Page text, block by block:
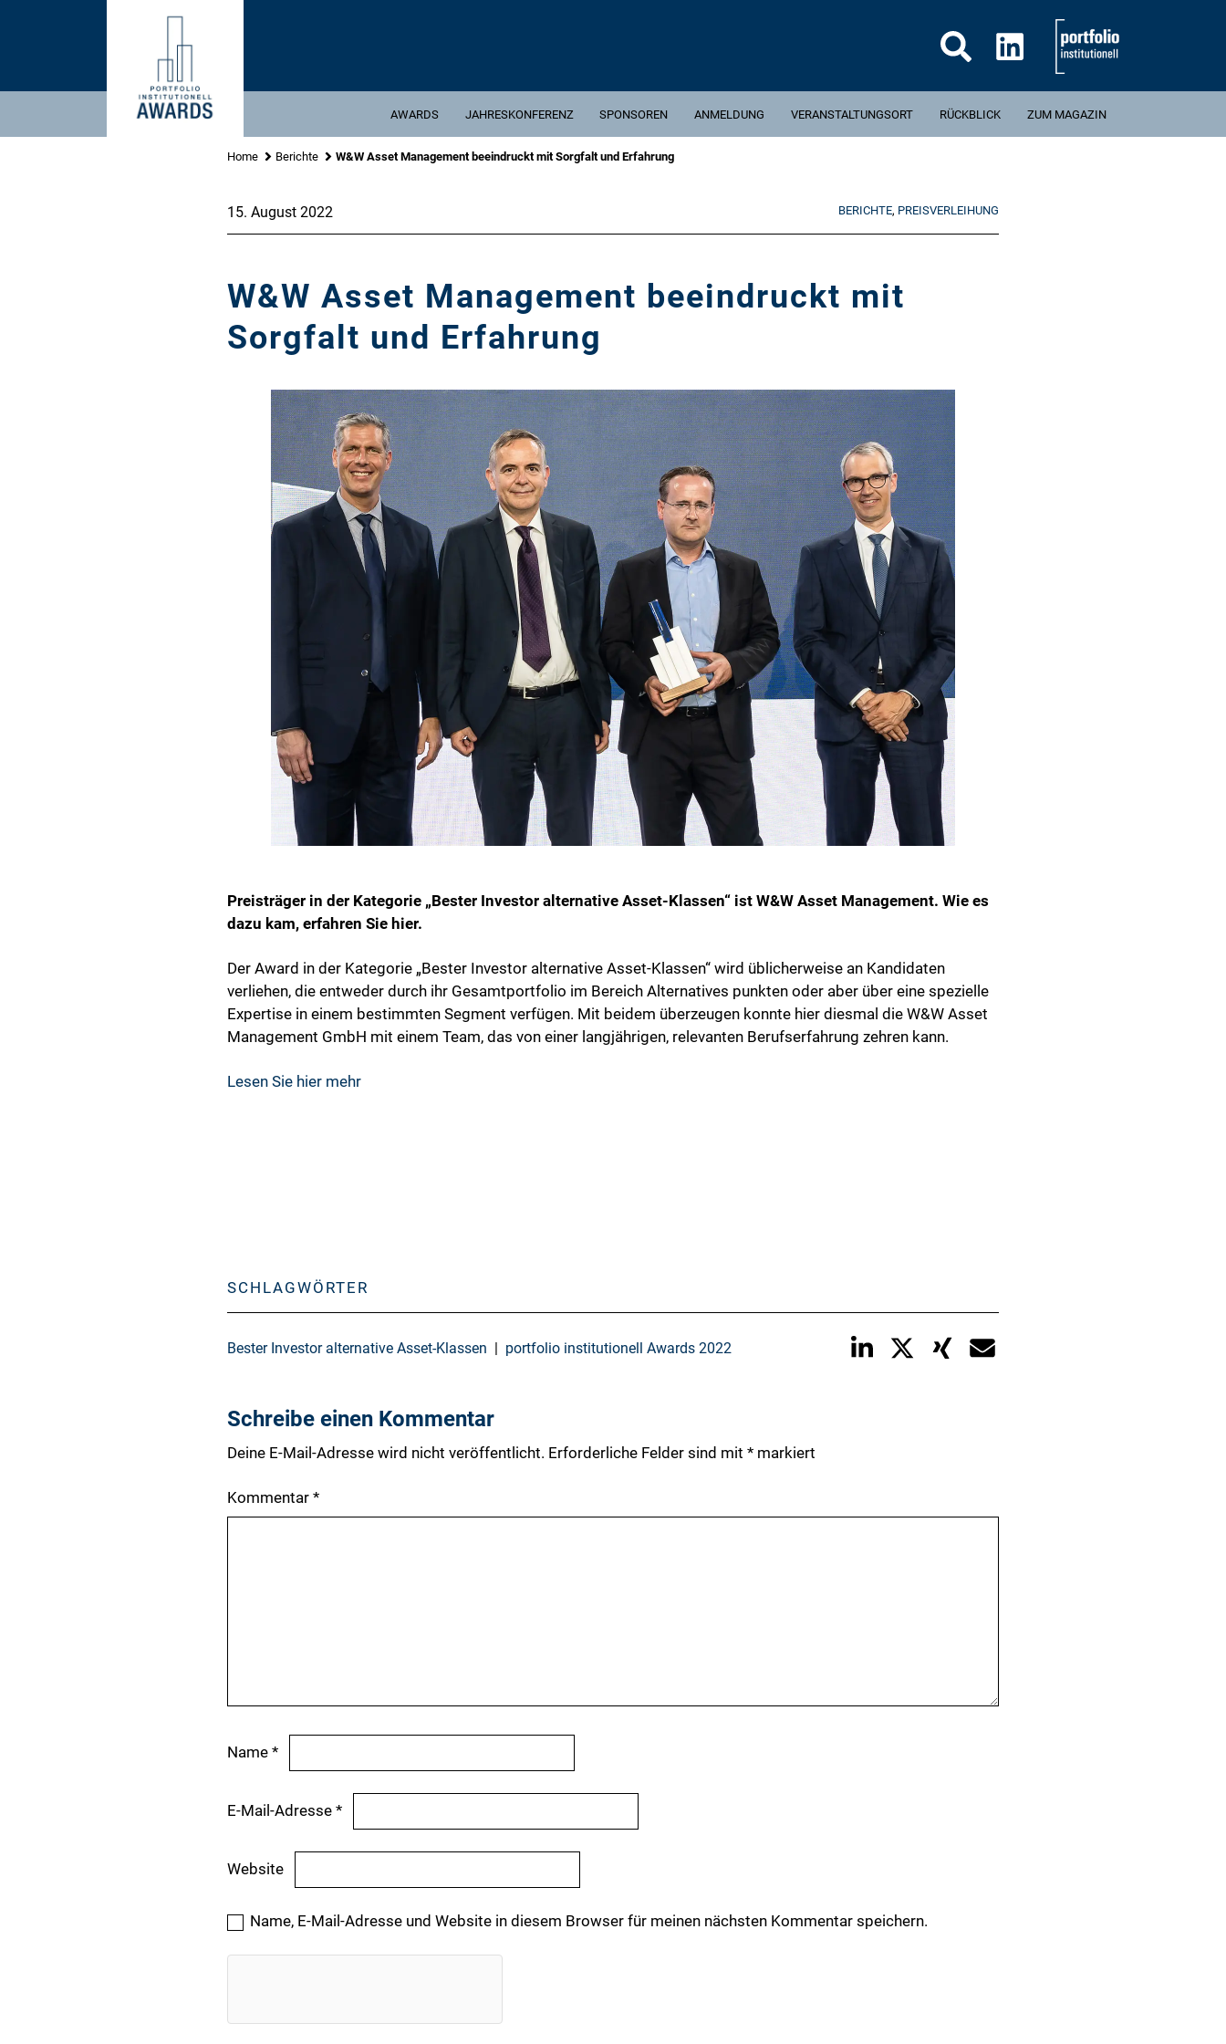
Suche...
AWARDS JAHRESKONFERENZ SPONSOREN ANMELDUNG VERANSTALTUNGSORT RÜCKBLICK ZUM MAGAZIN
Home Berichte W&W Asset Management beeindruckt mit Sorgfalt und Erfahrung
15. August 2022 BERICHTE, PREISVERLEIHUNG
W&W Asset Management beeindruckt mit
Sorgfalt und Erfahrung
Preisträger in der Kategorie „Bester Investor alternative Asset-Klassen“ ist W&W Asset Management. Wie es
dazu kam, erfahren Sie hier.
Der Award in der Kategorie „Bester Investor alternative Asset-Klassen“ wird üblicherweise an Kandidaten
verliehen, die entweder durch ihr Gesamtportfolio im Bereich Alternatives punkten oder aber über eine spezielle
Expertise in einem bestimmten Segment verfügen. Mit beidem überzeugen konnte hier diesmal die W&W Asset
Management GmbH mit einem Team, das von einer langjährigen, relevanten Berufserfahrung zehren kann.
Lesen Sie hier mehr
SCHLAGWÖRTER
Bester Investor alternative Asset-Klassen portfolio institutionell Awards 2022
Schreibe einen Kommentar
Deine E-Mail-Adresse wird nicht veröffentlicht. Erforderliche Felder sind mit * markiert
Kommentar *
Name *
E-Mail-Adresse *
Website
Name, E-Mail-Adresse und Website in diesem Browser für meinen nächsten Kommentar speichern.